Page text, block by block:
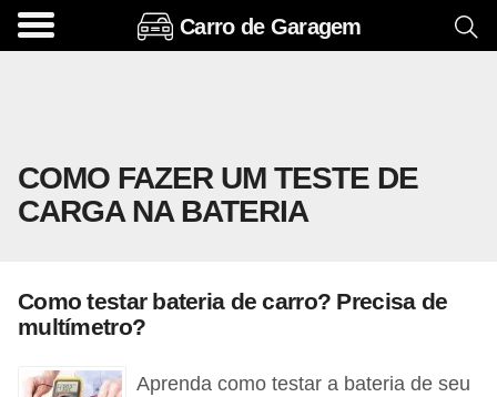
Carro de Garagem
COMO FAZER UM TESTE DE
CARGA NA BATERIA
Como testar bateria de carro? Precisa de
multímetro?
Aprenda como testar a bateria de seu
A
s
ó
o
e